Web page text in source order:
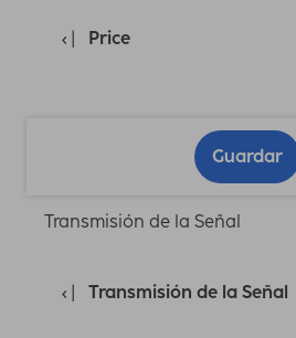
Price
Guardar
Transmisión de la Señal
Transmisión de la Señal